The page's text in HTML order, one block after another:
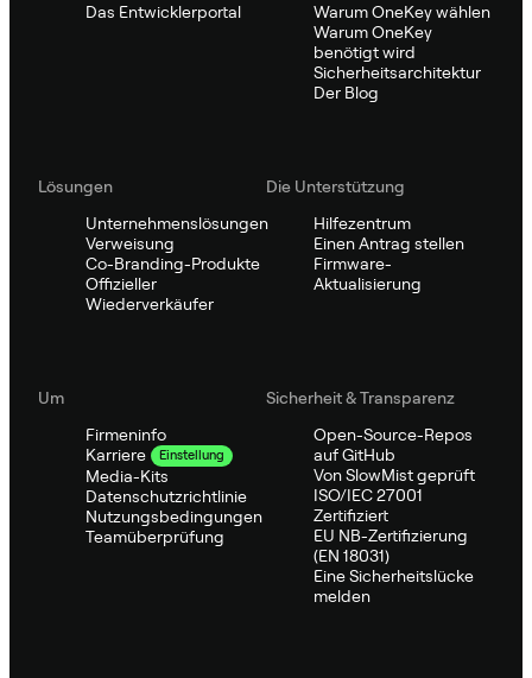
Das Entwicklerportal
Warum OneKey wählen
Warum OneKey
benötigt wird
Sicherheitsarchitektur
Der Blog
Lösungen
Unternehmenslösungen
Verweisung
Co-Branding-Produkte
Offizieller
Wiederverkäufer
Die Unterstützung
Hilfezentrum
Einen Antrag stellen
Firmware-
Aktualisierung
Um
Firmeninfo
Karriere
Einstellung
Media-Kits
Datenschutzrichtlinie
Nutzungsbedingungen
Teamüberprüfung
Sicherheit & Transparenz
Open-Source-Repos
auf GitHub
Von SlowMist geprüft
ISO/IEC 27001
Zertifiziert
EU NB-Zertifizierung
(EN 18031)
Eine Sicherheitslücke
melden